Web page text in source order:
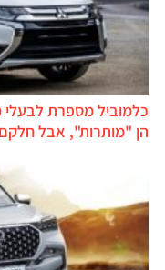
כלמוביל מספרת לבעלי
הן "מותרות", אבל